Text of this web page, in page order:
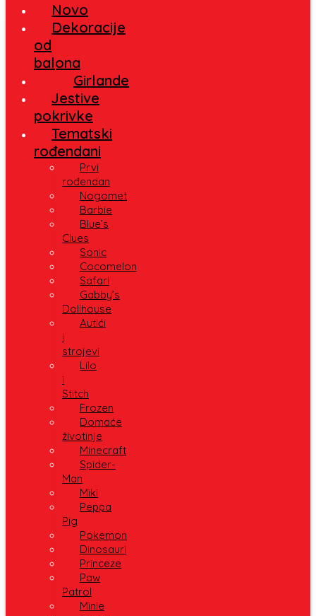
Novo
Dekoracije
od
balona
Girlande
Jestive
pokrivke
Tematski
rođendani
Prvi
rođendan
Nogomet
Barbie
Blue’s
Clues
Sonic
Cocomelon
Safari
Gabby’s
Dollhouse
Autići
i
strojevi
Lilo
i
Stitch
Frozen
Domaće
životinje
Minecraft
Spider-
Man
Miki
Peppa
Pig
Pokemon
Dinosauri
Princeze
Paw
Patrol
Minie